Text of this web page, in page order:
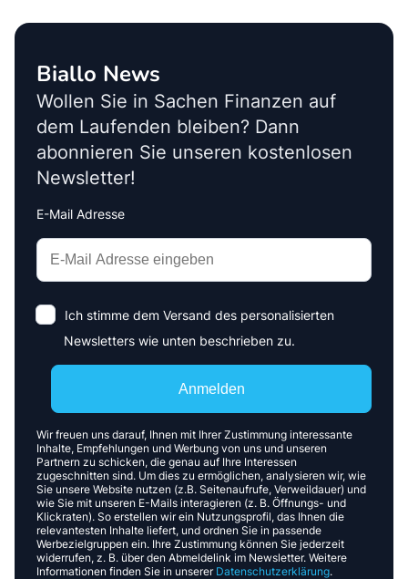
Biallo News
Wollen Sie in Sachen Finanzen auf
dem Laufenden bleiben? Dann
abonnieren Sie unseren kostenlosen
Newsletter!
E-Mail Adresse
Interests
Amount
Anmelden
Ich stimme dem Versand des personalisierten
Newsletters wie unten beschrieben zu.
Wir freuen uns darauf, Ihnen mit Ihrer Zustimmung interessante
Inhalte, Empfehlungen und Werbung von uns und unseren
Partnern zu schicken, die genau auf Ihre Interessen
zugeschnitten sind. Um dies zu ermöglichen, analysieren wir, wie
Sie unsere Website nutzen (z.B. Seitenaufrufe, Verweildauer) und
wie Sie mit unseren E-Mails interagieren (z. B. Öffnungs- und
Klickraten). So erstellen wir ein Nutzungsprofil, das Ihnen die
relevantesten Inhalte liefert, und ordnen Sie in passende
Werbezielgruppen ein. Ihre Zustimmung können Sie jederzeit
widerrufen, z. B. über den Abmeldelink im Newsletter. Weitere
Informationen finden Sie in unserer Datenschutzerklärung.